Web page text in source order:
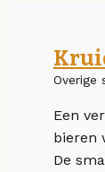
Overige
Een
bieren
De